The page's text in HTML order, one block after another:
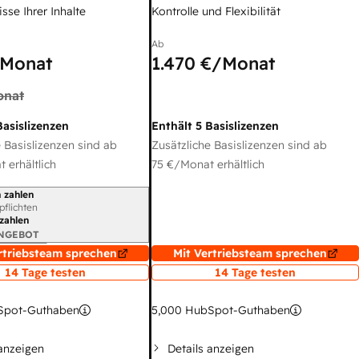
Ihrer Inhalte
Basislizenzen sind ab
erhältlich
zahlen
sprechen
14 Tage testen
Guthaben
Kontrolle und Flexibilität
Ab
1.470 €/Monat
Enthält 5 Basislizenzen
Zusätzliche Basislizenzen sind ab
75 €/Monat erhältlich
Mit Vertriebsteam sprechen
14 Tage testen
5,000 HubSpot-Guthaben
Details anzeigen